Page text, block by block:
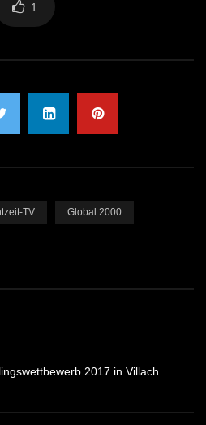
1
TV Global 2000
2017 in Villach